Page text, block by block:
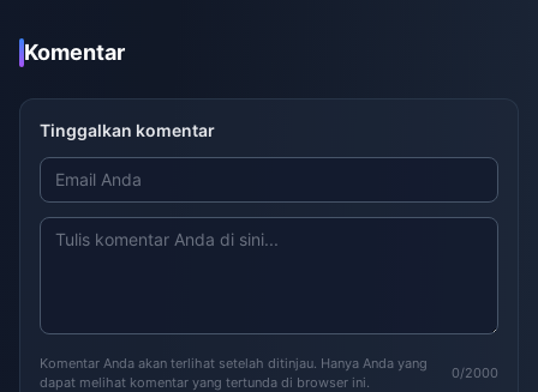
Komentar
Tinggalkan komentar
Komentar Anda akan terlihat setelah ditinjau. Hanya Anda yang
dapat melihat komentar yang tertunda di browser ini.
0/2000